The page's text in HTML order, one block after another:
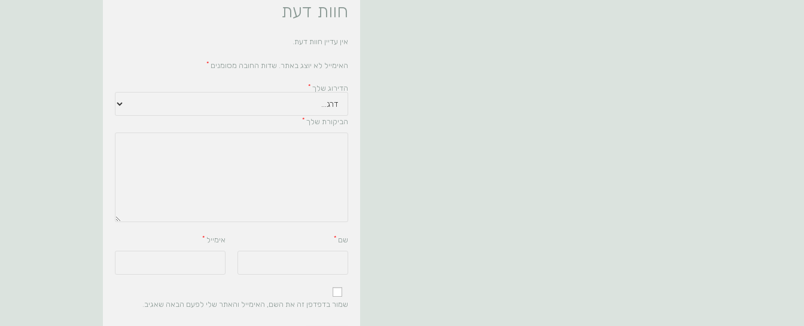
חוות דעת
אין עדיין חוות דעת.
האימייל לא יוצג באתר. שדות החובה מסומנים *
הדירוג שלך *
הביקורת שלך *
שם * אימייל *
שמור בדפדפן זה את השם, האימייל והאתר שלי לפעם הבאה שאגיב.